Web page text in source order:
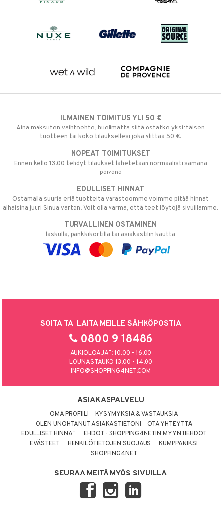
ILMAINEN TOIMITUS YLI 50 €
Aina maksuton vaihtoehto, huolimatta siitä ostatko yksittäisen
tuotteen tai koko tilauksellesi joka ylittää 50 €.
NOPEAT TOIMITUKSET
Ennen kello 13.00 tehdyt tilaukset lähetetään normaalisti samana
päivänä
EDULLISET HINNAT
Ostamalla suuria eriä tuotteita varastoomme voimme pitää hinnat
alhaisina juuri Sinua varten! Voit olla varma, että teet löytöjä sivuillamme.
TURVALLINEN OSTAMINEN
laskulla, pankkikortilla tai asiakastilin kautta
SOITA TAI LAITA MEILLE SÄHKÖPOSTIA
0800 9 18486
AUKIOLOAJAT: 10.00 - 16.00
LOUNASTAUKO 13.00 - 14.00
INFO@SHOPPING4NET.COM
ASIAKASPALVELU
OMA PROFIILI
KYSYMYKSIÄ & VASTAUKSIA
OLEN UNOHTANUT ASIAKASTIETONI
OTA YHTEYTTÄ
EDULLISET HINNAT
EHDOT - SHOPPING4NETIN MYYNTIEHDOT
EVÄSTEET
HENKILÖTIETOJEN SUOJAUS
KUMPPANIKSI
SHOPPING4NET
SEURAA MEITÄ MYÖS SIVUILLA